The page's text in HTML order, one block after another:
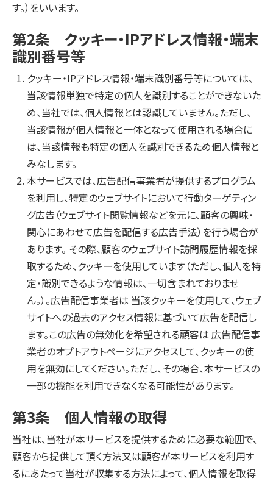
す。）をいいます。
第2条 クッキー・IPアドレス情報・端末
識別番号等
クッキー・IPアドレス情報・端末識別番号等については、
当該情報単独で特定の個人を識別することができないた
め、当社では、個人情報とは認識していません。ただし、
当該情報が個人情報と一体となって使用される場合に
は、当該情報も特定の個人を識別できるため個人情報と
みなします。
本サービスでは、広告配信事業者が提供するプログラム
を利用し、特定のウェブサイトにおいて行動ターゲティン
グ広告（ウェブサイト閲覧情報などを元に、顧客の興味・
関心にあわせて広告を配信する広告手法）を行う場合が
あります。 その際、顧客のウェブサイト訪問履歴情報を採
取するため、クッキーを使用しています（ただし、個人を特
定・識別できるような情報は、一切含まれておりませ
ん。）。広告配信事業者は 当該クッキーを使用して、ウェブ
サイトへの過去のアクセス情報に基づいて広告を配信し
ます。この広告の無効化を希望される顧客は 広告配信事
業者のオプトアウトページにアクセスして、クッキーの使
用を無効にしてください。ただし、その場合、本サービスの
一部の機能を利用できなくなる可能性があります。
第3条 個人情報の取得
当社は、当社が本サービスを提供するために必要な範囲で、
顧客から提供して頂く方法又は顧客が本サービスを利用す
るにあたって当社が収集する方法によって、個人情報を取得